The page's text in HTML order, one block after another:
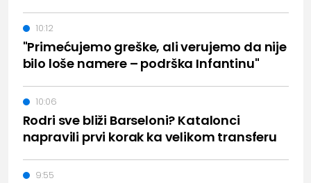
"Primećujemo greške, ali verujemo da nije
bilo loše namere – podrška Infantinu"
10:12
Rodri sve bliži Barseloni? Katalonci
napravili prvi korak ka velikom transferu
10:06
9:55